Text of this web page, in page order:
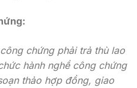
chứng phải trả thù lao
hành nghề công chứng
thảo hợp đồng, giao